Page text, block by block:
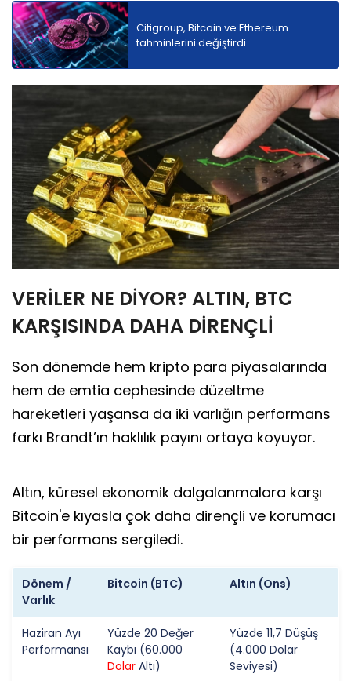
Citigroup, Bitcoin ve Ethereum
tahminlerini değiştirdi
VERİLER NE DİYOR? ALTIN, BTC
KARŞISINDA DAHA DİRENÇLİ
Son dönemde hem kripto para piyasalarında
hem de emtia cephesinde düzeltme
hareketleri yaşansa da iki varlığın performans
farkı Brandt’ın haklılık payını ortaya koyuyor.
Altın, küresel ekonomik dalgalanmalara karşı
Bitcoin'e kıyasla çok daha dirençli ve korumacı
bir performans sergiledi.
Dönem /
Varlık
Bitcoin (BTC) Altın (Ons)
Haziran Ayı
Performansı
Yüzde 20 Değer
Kaybı (60.000
Dolar Altı)
Yüzde 11,7 Düşüş
(4.000 Dolar
Seviyesi)